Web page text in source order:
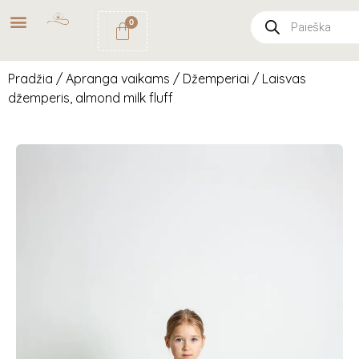
NEMOKAMAS
PRISTATYMAS
PAŠTOMATU
UŽSAKYMAMS NUO
0
Pradžia / Apranga vaikams / Džemperiai / Laisvas
džemperis, almond milk fluff